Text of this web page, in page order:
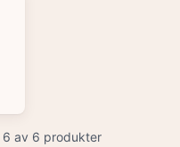
6 av 6 produkter